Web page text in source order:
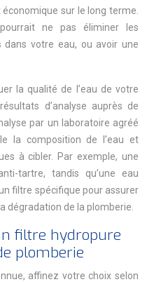
sur le long terme.
ne pas éliminer les
dans votre eau, ou avoir une
la qualité de l’eau de votre
d’analyse auprès de
par un laboratoire agréé
la composition de l’eau et
à cibler. Par exemple, une
tartre, tandis qu’une eau
filtre spécifique pour assurer
dégradation de la plomberie.
filtre hydropure
plomberie
affinez votre choix selon